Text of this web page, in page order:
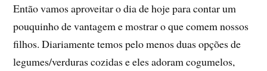
Então vamos aproveitar o dia de hoje para contar um
pouquinho de vantagem e mostrar o que comem nossos
filhos. Diariamente temos pelo menos duas opções de
legumes/verduras cozidas e eles adoram cogumelos,